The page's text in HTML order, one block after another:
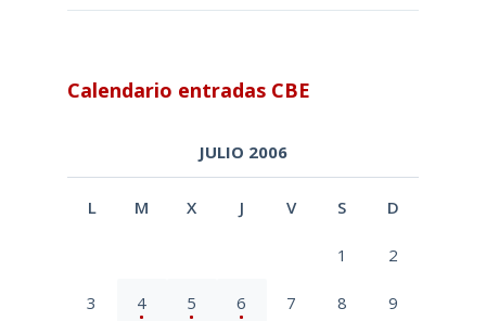
Calendario entradas CBE
JULIO 2006
L M X J V S D
1 2
3 4 5 6 7 8 9